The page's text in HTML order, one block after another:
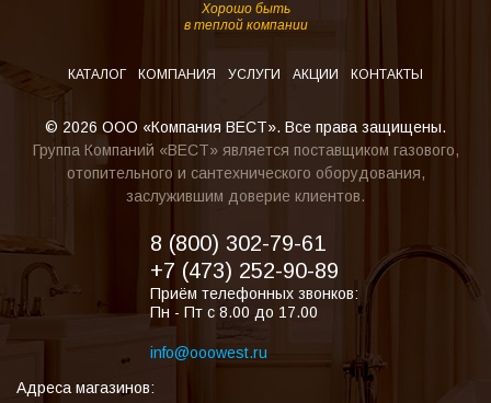
Хорошо быть
в теплой компании
КАТАЛОГ КОМПАНИЯ УСЛУГИ АКЦИИ КОНТАКТЫ
© 2026 ООО «Компания ВЕСТ». Все права защищены.
Группа Компаний «ВЕСТ» является поставщиком газового,
отопительного и сантехнического оборудования,
заслужившим доверие клиентов.
8 (800) 302-79-61
+7 (473) 252-90-89
Приём телефонных звонков:
Пн - Пт с 8.00 до 17.00
info@ooowest.ru
Адреса магазинов: